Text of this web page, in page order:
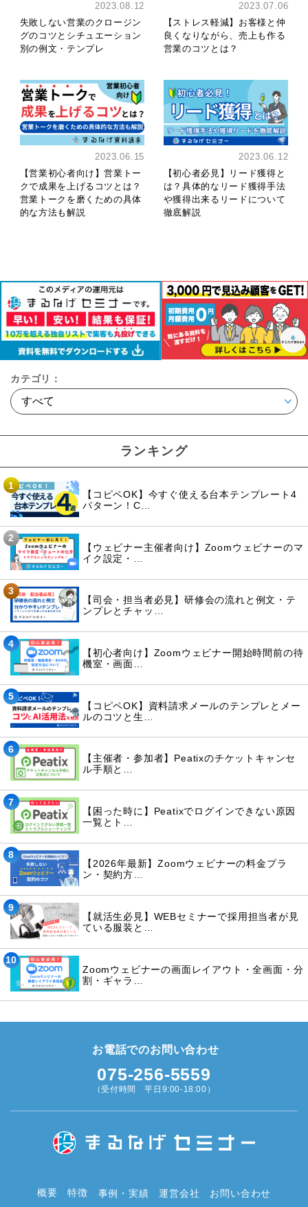
2023.08.12
失敗しない営業のクロージン
グのコツとシチュエーション
別の例文・テンプレ
2023.07.06
【ストレス軽減】お客様と仲
良くなりながら、売上も作る
営業のコツとは？
2023.06.15
【営業初心者向け】営業トー
クで成果を上げるコツとは？
営業トークを磨くための具体
的な方法も解説
2023.06.12
【初心者必見】リード獲得と
は？具体的なリード獲得手法
や獲得出来るリードについて
徹底解説
カテゴリ：
ランキング
1
【コピペOK】今すぐ使える台本テンプレート4
パターン！C…
2
【ウェビナー主催者向け】Zoomウェビナーのマ
イク設定・…
3
【司会・担当者必見】研修会の流れと例文・テ
ンプレとチャッ…
4
【初心者向け】Zoomウェビナー開始時間前の待
機室・画面…
5
【コピペOK】資料請求メールのテンプレとメー
ルのコツと生…
6
【主催者・参加者】Peatixのチケットキャンセ
ル手順と…
7
【困った時に】Peatixでログインできない原因
一覧とト…
8
【2026年最新】Zoomウェビナーの料金プラ
ン・契約方…
9
【就活生必見】WEBセミナーで採用担当者が見
ている服装と…
10
Zoomウェビナーの画面レイアウト・全画面・分
割・ギャラ…
お電話でのお問い合わせ
075-256-5559
（受付時間 平日9:00-18:00）
概要 特徴 事例・実績 運営会社 お問い合わせ